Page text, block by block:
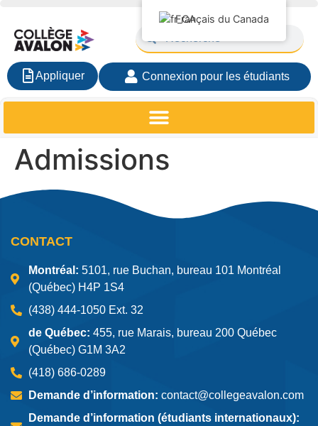
Appliquer Connexion pour les étudiants
Admissions
CONTACT
Montréal: 5101, rue Buchan, bureau 101 Montréal
(Québec) H4P 1S4
(438) 444-1050 Ext. 32
de Québec: 455, rue Marais, bureau 200 Québec
(Québec) G1M 3A2
(418) 686-0289
Demande d’information: contact@collegeavalon.com
Demande d’information (étudiants internationaux):
Français du Canada